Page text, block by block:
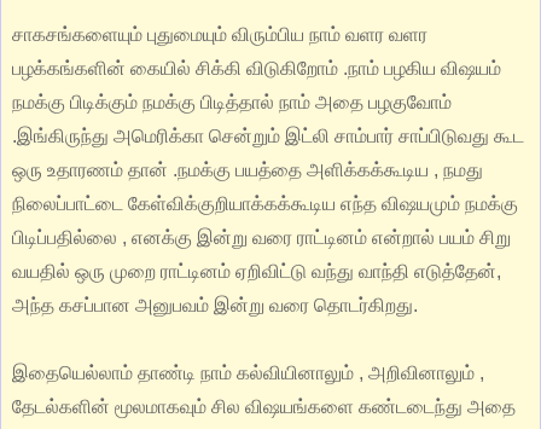
சாகசங்களையும் புதுமையும் விரும்பிய நாம் வளர வளர
பழக்கங்களின் கையில் சிக்கி விடுகிறோம் .நாம் பழகிய விஷயம்
நமக்கு பிடிக்கும் நமக்கு பிடித்தால் நாம் அதை பழகுவோம்
.இங்கிருந்து அமெரிக்கா சென்றும் இட்லி சாம்பார் சாப்பிடுவது கூட
ஒரு உதாரணம் தான் .நமக்கு பயத்தை அளிக்கக்கூடிய , நமது
நிலைப்பாட்டை கேள்விக்குறியாக்கக்கூடிய எந்த விஷயமும் நமக்கு
பிடிப்பதில்லை , எனக்கு இன்று வரை ராட்டினம் என்றால் பயம் சிறு
வயதில் ஒரு முறை ராட்டினம் ஏறிவிட்டு வந்து வாந்தி எடுத்தேன்,
அந்த கசப்பான அனுபவம் இன்று வரை தொடர்கிறது.
இதையெல்லாம் தாண்டி நாம் கல்வியினாலும் , அறிவினாலும் ,
தேடல்களின் மூலமாகவும் சில விஷயங்களை கண்டடைந்து அதை